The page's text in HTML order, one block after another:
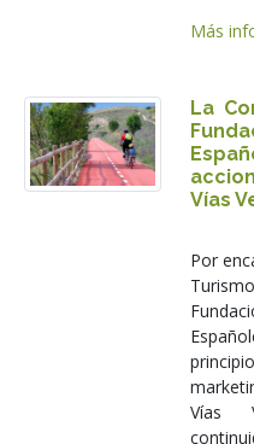
Más
La
Vías
Por
Vías